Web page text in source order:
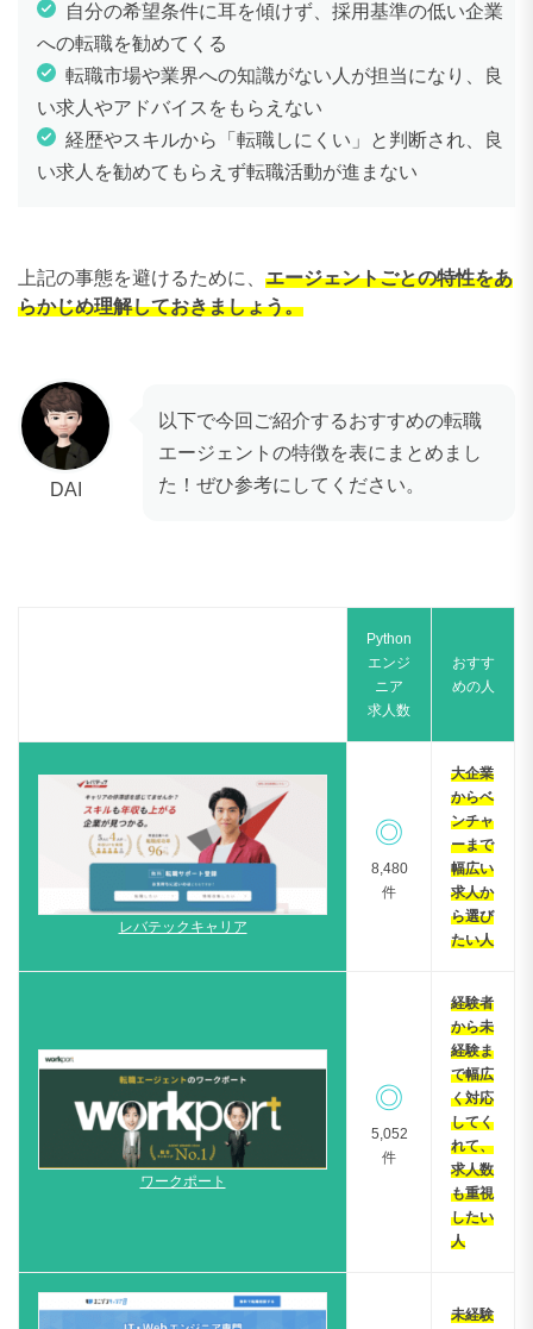
自分の希望条件に耳を傾けず、採用基準の低い企業
への転職を勧めてくる
転職市場や業界への知識がない人が担当になり、良
い求人やアドバイスをもらえない
経歴やスキルから「転職しにくい」と判断され、良
い求人を勧めてもらえず転職活動が進まない
上記の事態を避けるために、 エージェントごとの特性をあ
らかじめ理解しておきましょう。
DAI
以下で今回ご紹介するおすすめの転職
エージェントの特徴を表にまとめまし
た！ぜひ参考にしてください。
Python
エンジ
ニア
求人数
おすす
めの人
レバテックキャリア
◎
8,480
件
大企業
からベ
ンチャ
ーまで
幅広い
求人か
ら選び
たい人
ワークポート
◎
5,052
件
経験者
から未
経験ま
で幅広
く対応
してく
れて、
求人数
も重視
したい
人
未経験